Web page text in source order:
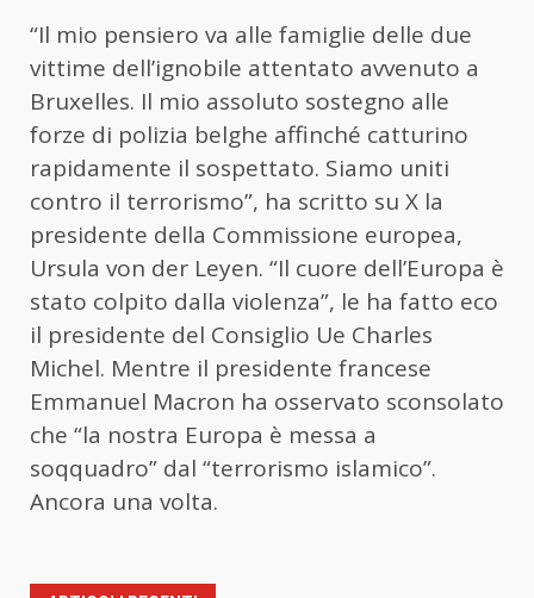
“Il mio pensiero va alle famiglie delle due
vittime dell’ignobile attentato avvenuto a
Bruxelles. Il mio assoluto sostegno alle
forze di polizia belghe affinché catturino
rapidamente il sospettato. Siamo uniti
contro il terrorismo”, ha scritto su X la
presidente della Commissione europea,
Ursula von der Leyen. “Il cuore dell’Europa è
stato colpito dalla violenza”, le ha fatto eco
il presidente del Consiglio Ue Charles
Michel. Mentre il presidente francese
Emmanuel Macron ha osservato sconsolato
che “la nostra Europa è messa a
soqquadro” dal “terrorismo islamico”.
Ancora una volta.